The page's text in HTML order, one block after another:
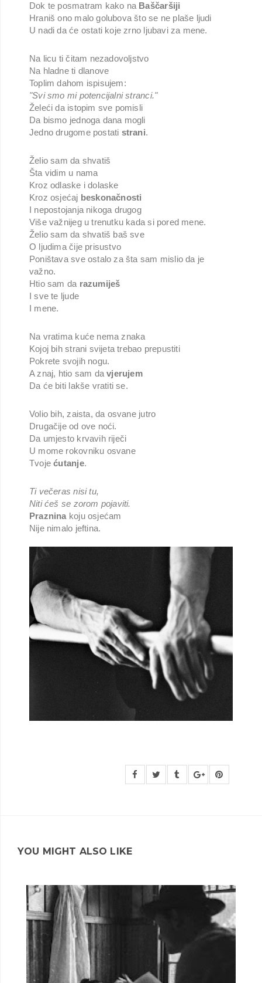
Dok te posmatram kako na Baščaršiji
Hraniš ono malo golubova što se ne plaše ljudi
U nadi da će ostati koje zrno ljubavi za mene.
Na licu ti čitam nezadovoljstvo
Na hladne ti dlanove
Toplim dahom ispisujem:
"Svi smo mi potencijalni stranci."
Želeći da istopim sve pomisli
Da bismo jednoga dana mogli
Jedno drugome postati strani.
Želio sam da shvatiš
Šta vidim u nama
Kroz odlaske i dolaske
Kroz osjećaj beskonačnosti
I nepostojanja nikoga drugog
Više važnijeg u trenutku kada si pored mene.
Želio sam da shvatiš baš sve
O ljudima čije prisustvo
Poništava sve ostalo za šta sam mislio da je
važno.
Htio sam da razumiješ
I sve te ljude
I mene.
Na vratima kuće nema znaka
Kojoj bih strani svijeta trebao prepustiti
Pokrete svojih nogu.
A znaj, htio sam davjerujem
Da će biti lakše vratiti se.
Volio bih, zaista, da osvane jutro
Drugačije od ove noći.
Da umjesto krvavih riječi
U mome rokovniku osvane
Tvojećutanje.
Ti večeras nisi tu,
Niti ćeš se zorom pojaviti.
Praznina koju osjećam
Nije nimalo jeftina.
YOU MIGHT ALSO LIKE